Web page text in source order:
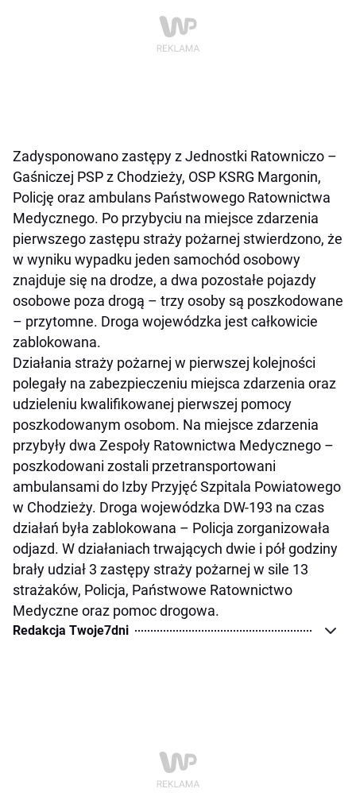
Zadysponowano zastępy z Jednostki Ratowniczo –
Gaśniczej PSP z Chodzieży, OSP KSRG Margonin,
Policję oraz ambulans Państwowego Ratownictwa
Medycznego. Po przybyciu na miejsce zdarzenia
pierwszego zastępu straży pożarnej stwierdzono, że
w wyniku wypadku jeden samochód osobowy
znajduje się na drodze, a dwa pozostałe pojazdy
osobowe poza drogą – trzy osoby są poszkodowane
– przytomne. Droga wojewódzka jest całkowicie
zablokowana.
Działania straży pożarnej w pierwszej kolejności
polegały na zabezpieczeniu miejsca zdarzenia oraz
udzieleniu kwalifikowanej pierwszej pomocy
poszkodowanym osobom. Na miejsce zdarzenia
przybyły dwa Zespoły Ratownictwa Medycznego –
poszkodowani zostali przetransportowani
ambulansami do Izby Przyjęć Szpitala Powiatowego
w Chodzieży. Droga wojewódzka DW-193 na czas
działań była zablokowana – Policja zorganizowała
odjazd. W działaniach trwających dwie i pół godziny
brały udział 3 zastępy straży pożarnej w sile 13
strażaków, Policja, Państwowe Ratownictwo
Medyczne oraz pomoc drogowa.
Redakcja Twoje7dni